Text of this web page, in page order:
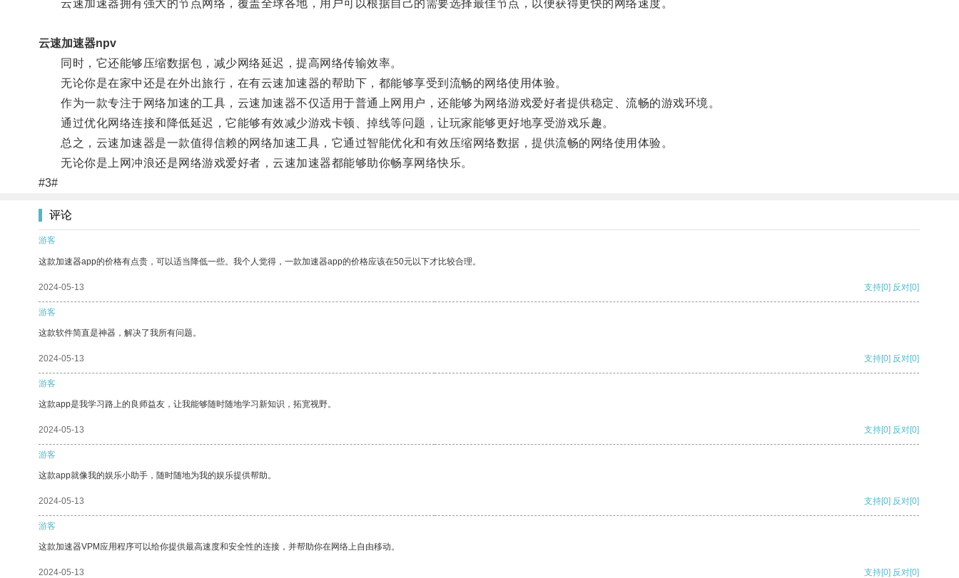
云速加速器拥有强大的节点网络，覆盖全球各地，用户可以根据自己的需要选择最佳节点，以便获得更快的网络速度。
云速加速器npv
同时，它还能够压缩数据包，减少网络延迟，提高网络传输效率。
无论你是在家中还是在外出旅行，在有云速加速器的帮助下，都能够享受到流畅的网络使用体验。
作为一款专注于网络加速的工具，云速加速器不仅适用于普通上网用户，还能够为网络游戏爱好者提供稳定、流畅的游戏环境。
通过优化网络连接和降低延迟，它能够有效减少游戏卡顿、掉线等问题，让玩家能够更好地享受游戏乐趣。
总之，云速加速器是一款值得信赖的网络加速工具，它通过智能优化和有效压缩网络数据，提供流畅的网络使用体验。
无论你是上网冲浪还是网络游戏爱好者，云速加速器都能够助你畅享网络快乐。
#3#
评论
游客
这款加速器app的价格有点贵，可以适当降低一些。我个人觉得，一款加速器app的价格应该在50元以下才比较合理。
2024-05-13 支持[0] 反对[0]
游客
这款软件简直是神器，解决了我所有问题。
2024-05-13 支持[0] 反对[0]
游客
这款app是我学习路上的良师益友，让我能够随时随地学习新知识，拓宽视野。
2024-05-13 支持[0] 反对[0]
游客
这款app就像我的娱乐小助手，随时随地为我的娱乐提供帮助。
2024-05-13 支持[0] 反对[0]
游客
这款加速器VPM应用程序可以给你提供最高速度和安全性的连接，并帮助你在网络上自由移动。
2024-05-13 支持[0] 反对[0]